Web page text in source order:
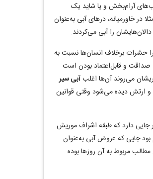
آب‌های آرام‌بخش و یا شاید یک
خاورمیانه، درهای آبی به‌عنوان
را آبی می‌کردند.
حشرات برخلاف انسان‌ها نسبت به
صداقت و قابل‌اعتماد بودن است
آبی سیر
و ارتش دیده می‌شود وقتی قوانین
جایی دارد که طبقه اشراف موریش
جایی که عروض آبی به‌عنوان
مربوط به آن روزها بوده